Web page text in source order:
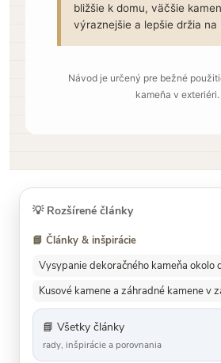
bližšie k domu, väčšie
výraznejšie a lepšie držia na
Návod je určený pre bežné
kameňa v exteriéri.
💡 Rozšírené články
📘 Články & inšpirácie
Vysypanie dekoračného kameňa okolo
Kusové kamene a záhradné kamene v
📘 Všetky články
rady, inšpirácie a porovnania